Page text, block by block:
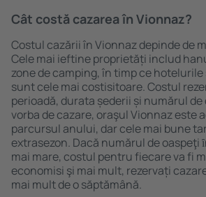
Cât costă cazarea în Vionnaz?
Costul cazării în Vionnaz depinde de
Cele mai ieftine proprietăți includ
zone de camping, în timp ce
sunt cele mai costisitoare. Costul
perioadă, durata șederii și numărul
vorba de cazare, oraşul Vionnaz este
parcursul anului, dar cele mai bune
extrasezon. Dacă numărul de
mai mare, costul pentru fiecare va fi
economisi şi mai mult, rezervați
mai mult de o săptămână.